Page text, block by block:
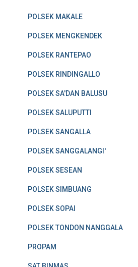
POLSEK MAKALE
POLSEK MENGKENDEK
POLSEK RANTEPAO
POLSEK RINDINGALLO
POLSEK SA'DAN BALUSU
POLSEK SALUPUTTI
POLSEK SANGALLA
POLSEK SANGGALANGI'
POLSEK SESEAN
POLSEK SIMBUANG
POLSEK SOPAI
POLSEK TONDON NANGGALA
PROPAM